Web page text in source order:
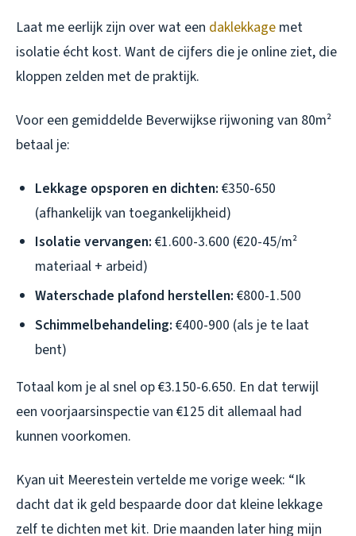
Laat me eerlijk zijn over wat een daklekkage met
isolatie écht kost. Want de cijfers die je online ziet, die
kloppen zelden met de praktijk.
Voor een gemiddelde Beverwijkse rijwoning van 80m²
betaal je:
Lekkage opsporen en dichten: €350-650
(afhankelijk van toegankelijkheid)
Isolatie vervangen: €1.600-3.600 (€20-45/m²
materiaal + arbeid)
Waterschade plafond herstellen: €800-1.500
Schimmelbehandeling: €400-900 (als je te laat
bent)
Totaal kom je al snel op €3.150-6.650. En dat terwijl
een voorjaarsinspectie van €125 dit allemaal had
kunnen voorkomen.
Kyan uit Meerestein vertelde me vorige week: “Ik
dacht dat ik geld bespaarde door dat kleine lekkage
zelf te dichten met kit. Drie maanden later hing mijn